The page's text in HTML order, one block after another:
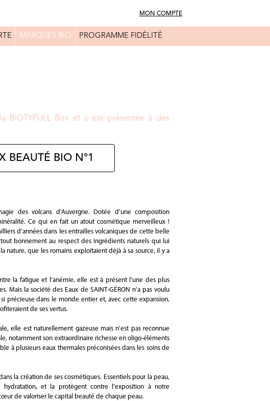
MON COMPTE
MARQUES BIO PROGRAMME FIDÉLITÉ
BIOTYFULL Box et a été présentée à des
BEAUTÉ BIO N°1
des volcans d’Auvergne. Dotée d’une composition
Ce qui en fait un atout cosmétique merveilleux !
d’années dans les entrailles volcaniques de cette belle
bonnement au respect des ingrédients naturels qui lui
nature, que les romains exploitaient déjà à sa source, il y a
la fatigue et l’anémie, elle est à présent l’une des plus
Mais la société des Eaux de SAINT-GÉRON n’a pas voulu
précieuse dans le monde entier et, avec cette expansion,
de ses vertus.
elle est naturellement gazeuse mais n'est pas reconnue
notamment son extraordinaire richesse en oligo-éléments
à plusieurs eaux thermales préconisées dans les soins de
la création de ses cosmétiques. Essentiels pour la peau,
et la protègent contre l'exposition à notre
de valoriser le capital beauté de chaque peau.